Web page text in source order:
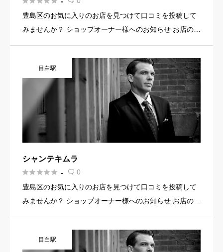
豊島区のお気に入りのお店を見つけて口コミを投稿して
みませんか？ ショップオーナー様へのお知らせ お店の魅
真・メニュー・PR文章・ホームページリンクなど機能を
使って集客に […]
目白駅
シャンテキムラ
 -  0
豊島区のお気に入りのお店を見つけて口コミを投稿して
みませんか？ ショップオーナー様へのお知らせ お店の魅
真・メニュー・PR文章・ホームページリンクなど機能を
使って集客に […]
目白駅